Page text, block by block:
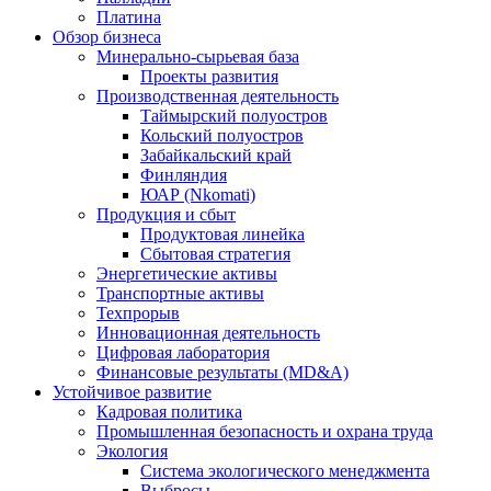
Платина
Обзор бизнеса
Минерально-сырьевая база
Проекты развития
Производственная деятельность
Таймырский полуостров
Кольский полуостров
Забайкальский край
Финляндия
ЮАР (Nkomati)
Продукция и сбыт
Продуктовая линейка
Сбытовая стратегия
Энергетические активы
Транспортные активы
Техпрорыв
Инновационная деятельность
Цифровая лаборатория
Финансовые результаты (MD&A)
Устойчивое развитие
Кадровая политика
Промышленная безопасность и охрана труда
Экология
Система экологического менеджмента